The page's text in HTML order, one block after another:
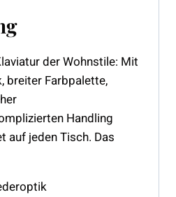
der Wohnstile: Mit
breiter Farbpalette,
Handling
auf jeden Tisch. Das